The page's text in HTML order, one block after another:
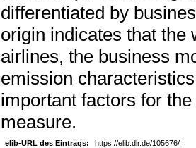
differentiated by
origin indicates that the
airlines, the business
emission
important factors for
measure.
elib-URL des Eintrags:
https://elib.dlr.de/105676/